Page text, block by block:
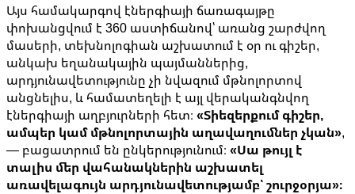
Այս համակարգով էներգիայի ճառագայթը
փոխանցվում է 360 աստիճանով՝ առանց շարժվող
մասերի, տեխնոլոգիան աշխատում է օր ու գիշեր,
անկախ եղանակային պայմաններից,
արդյունավետությունը չի նվազում մթնոլորտով
անցնելիս, և համատեղելի է այլ վերականգնվող
էներգիայի աղբյուրների հետ։ «Տիեզերքում գիշեր,
ամպեր կամ մթնոլորտային աղավաղումներ չկան»,
— բացատրում են ընկերությունում։ «Սա թույլ է
տալիս մեր վահանակներին աշխատել
առավելագույն արդյունավետությամբ՝ շուրջօրյա»։